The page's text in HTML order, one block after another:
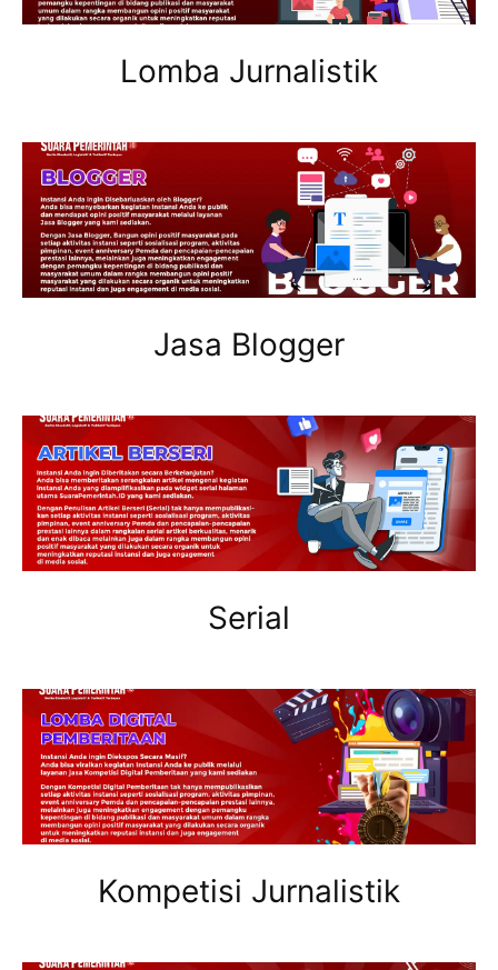
Lomba Jurnalistik
Jasa Blogger
Serial
Kompetisi Jurnalistik